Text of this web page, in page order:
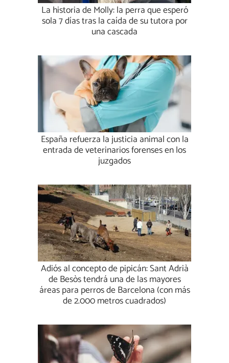
La historia de Molly: la perra que esperó
sola 7 días tras la caída de su tutora por
una cascada
España refuerza la justicia animal con la
entrada de veterinarios forenses en los
juzgados
Adiós al concepto de pipicán: Sant Adrià
de Besòs tendrá una de las mayores
áreas para perros de Barcelona (con más
de 2.000 metros cuadrados)